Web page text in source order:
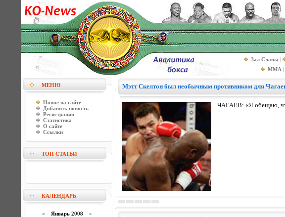
Зал Славы |
MMA |
МЕНЮ
Новое на сайте
Добавить новость
Регистрация
Статистика
О сайте
Ссылки
ТОП СТАТЬИ
КАЛЕНДАРЬ
« Январь 2008 »
Мэтт Скелтон был необычным противником для
ЧАГАЕВ: «Я обещаю,